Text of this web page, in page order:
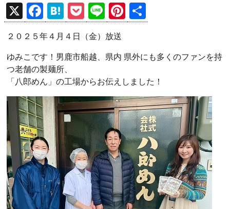
X
F
a
ce
b
o
o
k
H
at
e
n
a
P
o
ck
et
Li
n
e
Pi
nt
es
有
２０２５年４月４日（金）放送
ゆみこです！男鹿市船越、県内 県外にも多くのファンを持
つ老舗の製麺所、
「八郎めん」の工場からお伝えしました！